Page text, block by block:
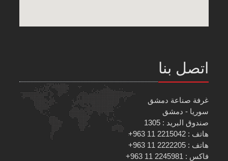
اتصل بنا
غرفة صناعة دمشق
سوريا - دمشق
صندوق البريد : 1305
هاتف : 2215042 11 963+
هاتف : 2222205 11 963+
فاكس : 2245981 11 963+